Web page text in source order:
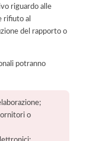
riguardo alle
rifiuto al
del rapporto o
potranno
o